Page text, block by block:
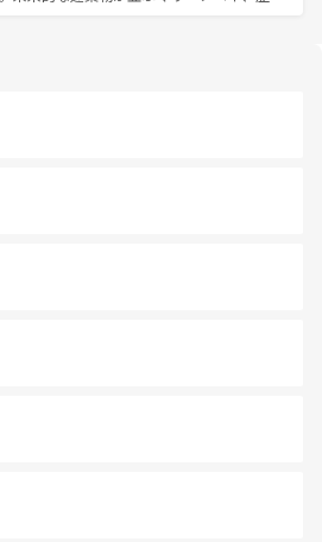
は地元の風情を楽しめる外せないスポット